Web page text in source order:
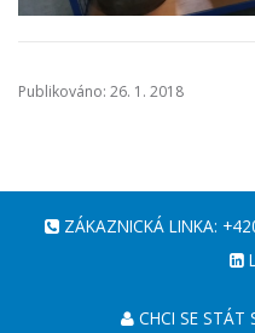
Publikováno: 26. 1. 2018
ZÁKAZNICKÁ LINKA:
CHCI SE STÁT